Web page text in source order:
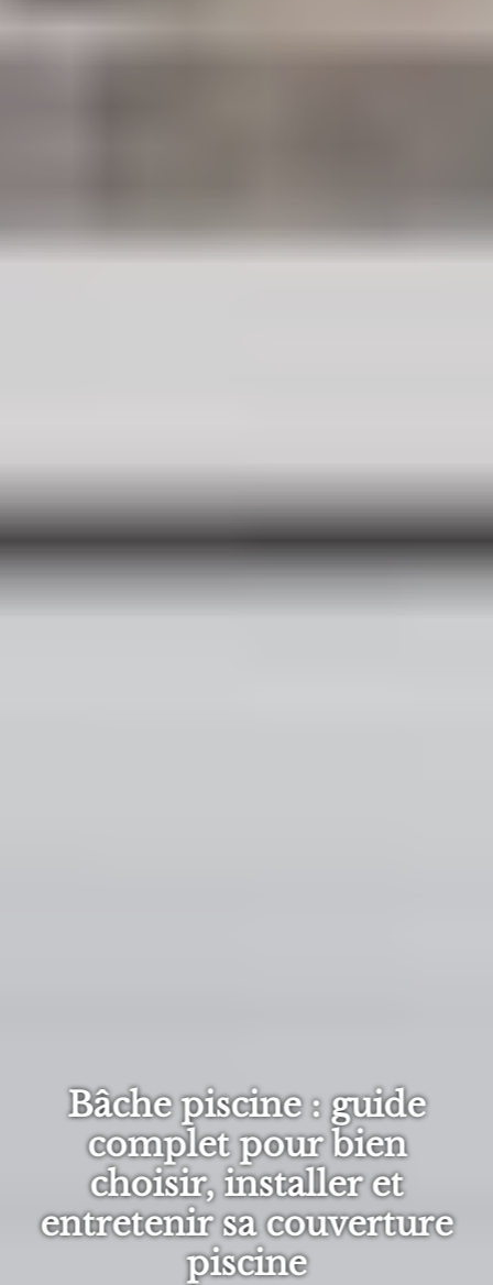
Bâche piscine : guide
complet pour bien
choisir, installer et
entretenir sa couverture
piscine